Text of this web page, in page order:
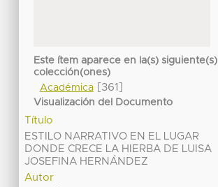
Este ítem aparece en la(s) siguiente(s)
colección(ones)
Académica[361]
Visualización del Documento
Título
ESTILO NARRATIVO EN EL LUGAR
DONDE CRECE LA HIERBA DE LUISA
JOSEFINA HERNÁNDEZ
Autor